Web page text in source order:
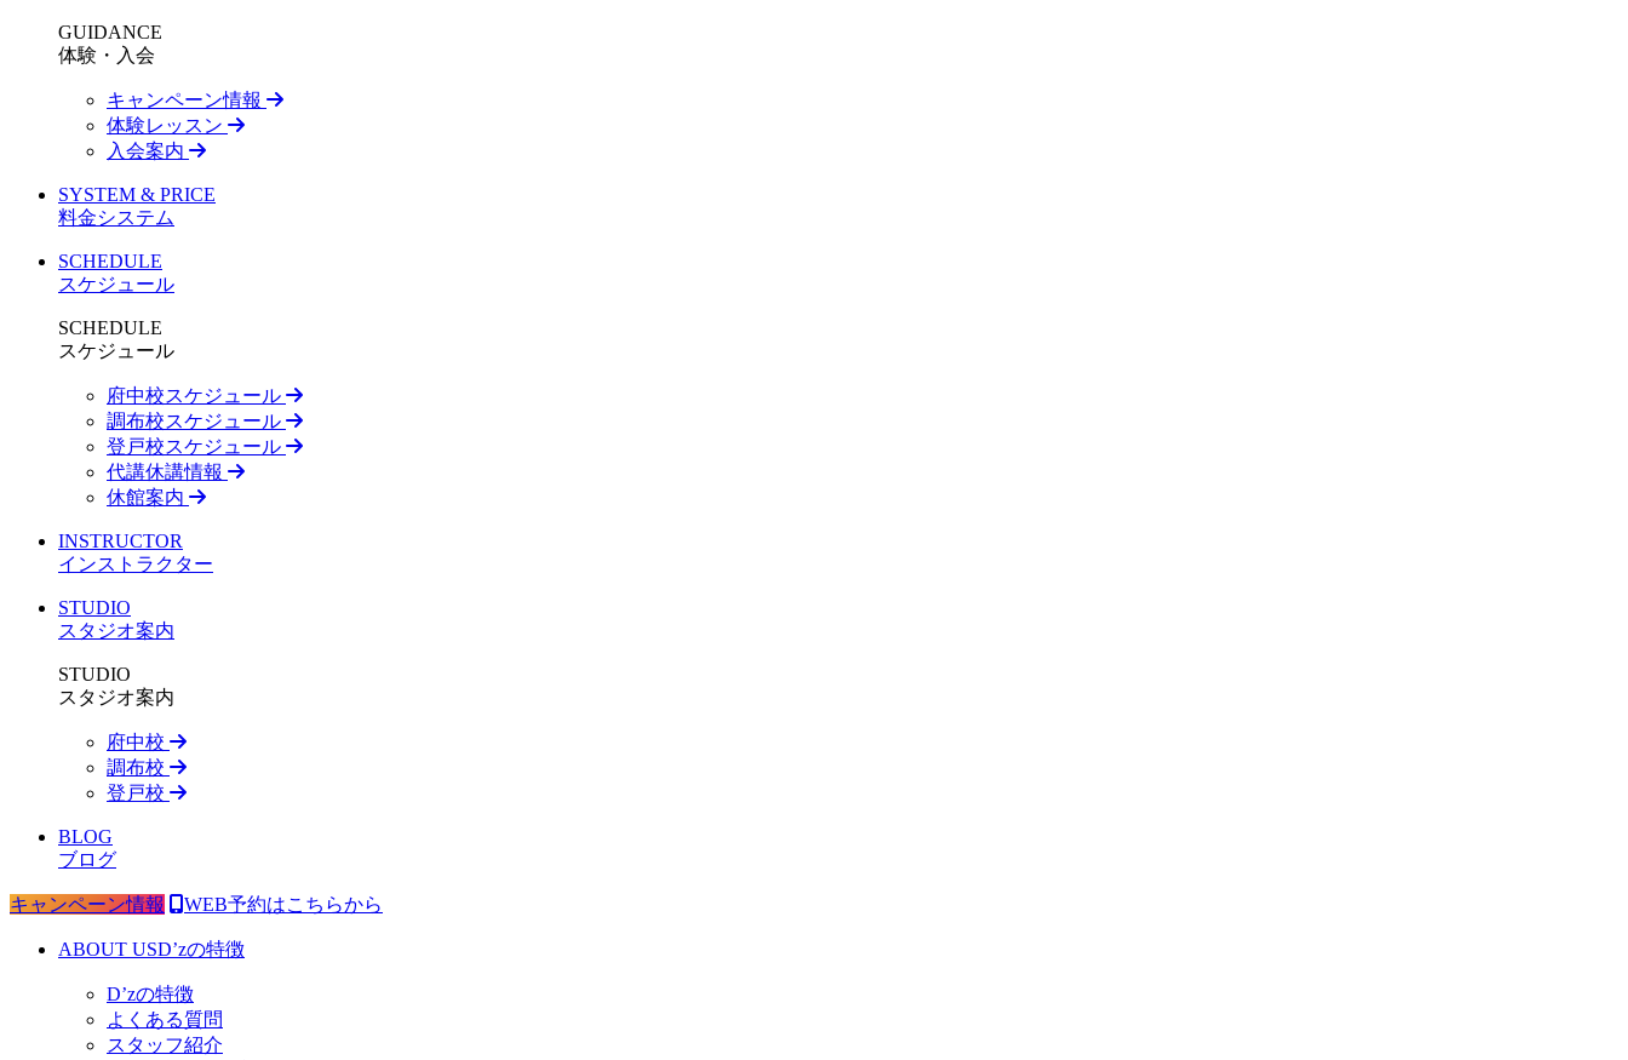
GUIDANCE
体験・入会
キャンペーン情報
体験レッスン
入会案内
SYSTEM & PRICE
料金システム
SCHEDULE
スケジュール
SCHEDULE
スケジュール
府中校スケジュール
調布校スケジュール
登戸校スケジュール
代講休講情報
休館案内
INSTRUCTOR
インストラクター
STUDIO
スタジオ案内
STUDIO
スタジオ案内
府中校
調布校
登戸校
BLOG
ブログ
キャンペーン情報 WEB予約はこちらから
ABOUT USD’zの特徴
D’zの特徴
よくある質問
スタッフ紹介